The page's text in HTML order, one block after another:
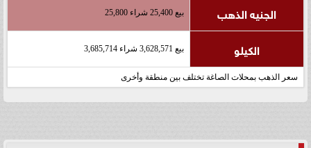
الجنيه الذهب بيع 25,400 شراء 25,800
الكيلو بيع 3,628,571 شراء 3,685,714
سعر الذهب بمحلات الصاغة تختلف بين منطقة وأخرى